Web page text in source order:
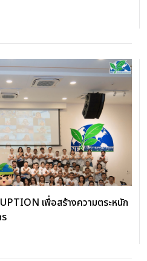
เพื่อสร้างความตระหนัก